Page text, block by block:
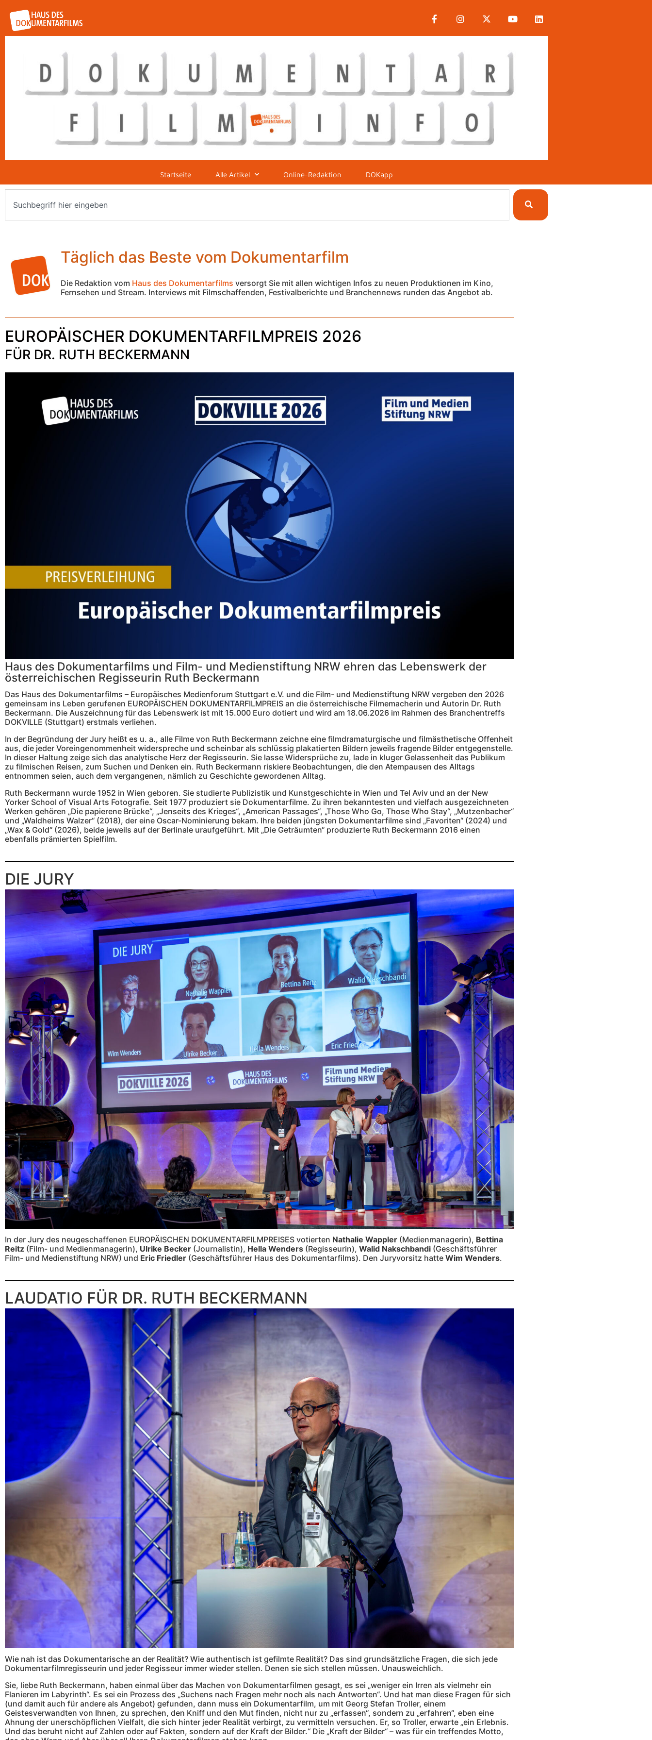
Startseite Alle Artikel Online-Redaktion DOKapp
Täglich das Beste vom Dokumentarfilm
Die Redaktion vom Haus des Dokumentarfilms versorgt Sie mit allen wichtigen Infos zu neuen Produktionen im Kino,
Fernsehen und Stream. Interviews mit Filmschaffenden, Festivalberichte und Branchennews runden das Angebot ab.
EUROPÄISCHER DOKUMENTARFILMPREIS 2026
FÜR DR. RUTH BECKERMANN
Haus des Dokumentarfilms und Film- und Medienstiftung NRW ehren das Lebenswerk der
österreichischen Regisseurin Ruth Beckermann
Das Haus des Dokumentarfilms – Europäisches Medienforum Stuttgart e.V. und die Film- und Medienstiftung NRW vergeben den 2026
gemeinsam ins Leben gerufenen EUROPÄISCHEN DOKUMENTARFILMPREIS an die österreichische Filmemacherin und Autorin Dr. Ruth
Beckermann. Die Auszeichnung für das Lebenswerk ist mit 15.000 Euro dotiert und wird am 18.06.2026 im Rahmen des Branchentreffs
DOKVILLE (Stuttgart) erstmals verliehen.
In der Begründung der Jury heißt es u. a., alle Filme von Ruth Beckermann zeichne eine filmdramaturgische und filmästhetische Offenheit
aus, die jeder Voreingenommenheit widerspreche und scheinbar als schlüssig plakatierten Bildern jeweils fragende Bilder entgegenstelle.
In dieser Haltung zeige sich das analytische Herz der Regisseurin. Sie lasse Widersprüche zu, lade in kluger Gelassenheit das Publikum
zu filmischen Reisen, zum Suchen und Denken ein. Ruth Beckermann riskiere Beobachtungen, die den Atempausen des Alltags
entnommen seien, auch dem vergangenen, nämlich zu Geschichte gewordenen Alltag.
Ruth Beckermann wurde 1952 in Wien geboren. Sie studierte Publizistik und Kunstgeschichte in Wien und Tel Aviv und an der New
Yorker School of Visual Arts Fotografie. Seit 1977 produziert sie Dokumentarfilme. Zu ihren bekanntesten und vielfach ausgezeichneten
Werken gehören „Die papierene Brücke“, „Jenseits des Krieges“, „American Passages“, „Those Who Go, Those Who Stay“, „Mutzenbacher“
und „Waldheims Walzer“ (2018), der eine Oscar-Nominierung bekam. Ihre beiden jüngsten Dokumentarfilme sind „Favoriten“ (2024) und
„Wax & Gold“ (2026), beide jeweils auf der Berlinale uraufgeführt. Mit „Die Geträumten“ produzierte Ruth Beckermann 2016 einen
ebenfalls prämierten Spielfilm.
DIE JURY
In der Jury des neugeschaffenen EUROPÄISCHEN DOKUMENTARFILMPREISES votierten Nathalie Wappler (Medienmanagerin), Bettina
Reitz (Film- und Medienmanagerin), Ulrike Becker (Journalistin), Hella Wenders (Regisseurin), Walid Nakschbandi (Geschäftsführer
Film- und Medienstiftung NRW) und Eric Friedler (Geschäftsführer Haus des Dokumentarfilms). Den Juryvorsitz hatte Wim Wenders.
LAUDATIO FÜR DR. RUTH BECKERMANN
Wie nah ist das Dokumentarische an der Realität? Wie authentisch ist gefilmte Realität? Das sind grundsätzliche Fragen, die sich jede
Dokumentarfilmregisseurin und jeder Regisseur immer wieder stellen. Denen sie sich stellen müssen. Unausweichlich.
Sie, liebe Ruth Beckermann, haben einmal über das Machen von Dokumentarfilmen gesagt, es sei „weniger ein Irren als vielmehr ein
Flanieren im Labyrinth“. Es sei ein Prozess des „Suchens nach Fragen mehr noch als nach Antworten“. Und hat man diese Fragen für sich
(und damit auch für andere als Angebot) gefunden, dann muss ein Dokumentarfilm, um mit Georg Stefan Troller, einem
Geistesverwandten von Ihnen, zu sprechen, den Kniff und den Mut finden, nicht nur zu „erfassen“, sondern zu „erfahren“, eben eine
Ahnung der unerschöpflichen Vielfalt, die sich hinter jeder Realität verbirgt, zu vermitteln versuchen. Er, so Troller, erwarte „ein Erlebnis.
Und das beruht nicht auf Zahlen oder auf Fakten, sondern auf der Kraft der Bilder.“ Die „Kraft der Bilder“ – was für ein treffendes Motto,